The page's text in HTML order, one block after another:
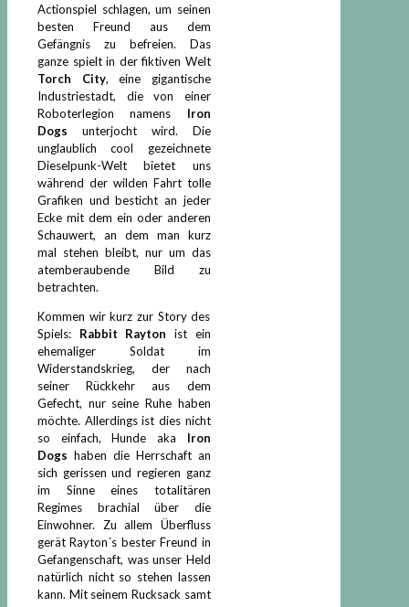
Actionspiel schlagen, um seinen
besten Freund aus dem
Gefängnis zu befreien. Das
ganze spielt in der fiktiven Welt
Torch City, eine gigantische
Industriestadt, die von einer
Roboterlegion namens Iron
Dogs unterjocht wird. Die
unglaublich cool gezeichnete
Dieselpunk-Welt bietet uns
während der wilden Fahrt tolle
Grafiken und besticht an jeder
Ecke mit dem ein oder anderen
Schauwert, an dem man kurz
mal stehen bleibt, nur um das
atemberaubende Bild zu
betrachten.
Kommen wir kurz zur Story des
Spiels: Rabbit Rayton ist ein
ehemaliger Soldat im
Widerstandskrieg, der nach
seiner Rückkehr aus dem
Gefecht, nur seine Ruhe haben
möchte. Allerdings ist dies nicht
so einfach, Hunde aka Iron
Dogs haben die Herrschaft an
sich gerissen und regieren ganz
im Sinne eines totalitären
Regimes brachial über die
Einwohner. Zu allem Überfluss
gerät Rayton´s bester Freund in
Gefangenschaft, was unser Held
natürlich nicht so stehen lassen
kann. Mit seinem Rucksack samt